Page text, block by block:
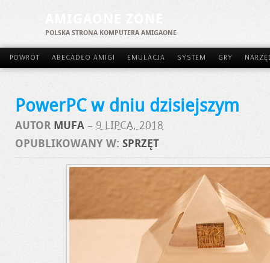
POLSKA STRONA KOMPUTERA AMIGAONE
POWRÓT ABECADŁO AMIGI EMULACJA SYSTEM GRY
PowerPC w dniu dzisiejszym
AUTOR MUFA – 9 LIPCA, 2018
OPUBLIKOWANY W: SPRZĘT